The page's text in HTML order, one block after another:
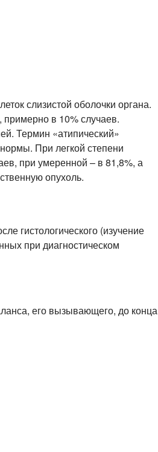
слизистой оболочки органа.
примерно в 10% случаев.
Термин «атипический»
нормы. При легкой степени
при умеренной – в 81,8%, а
опухоль.
гистологического (изучение
при диагностическом
его вызывающего, до конца